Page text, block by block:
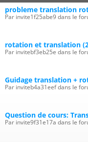
probleme translation
Par invite1f25abe9 dans le
rotation et translation
Par invitebf3eb25e dans le
Guidage translation +
Par inviteb4a31eef dans le
Question de cours:
Par invite9f31e17a dans le